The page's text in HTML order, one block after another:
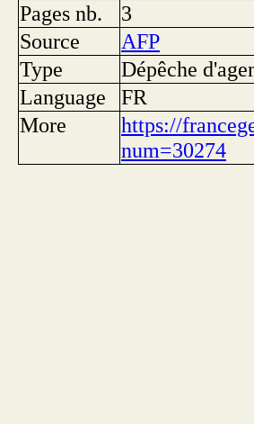
Pages nb.
3
Source
AFP
Type
Dépêche
Language
FR
More
https://
num=30274